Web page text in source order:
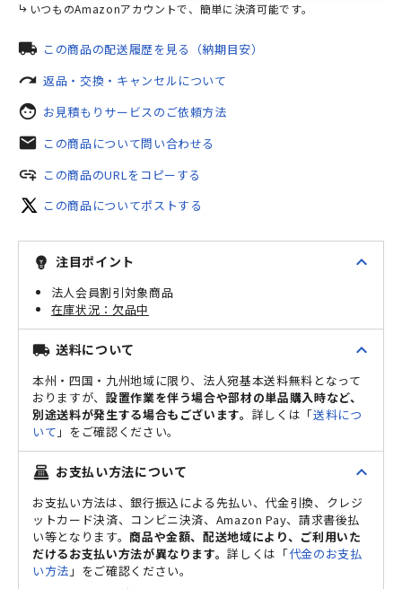
いつものAmazonアカウントで、簡単に決済可能です。
local_shipping この商品の配送履歴を見る（納期目安）
redo 返品・交換・キャンセルについて
face お見積もりサービスのご依頼方法
mail この商品について問い合わせる
add_link この商品のURLをコピーする
この商品についてポストする
emoji_objects 注目ポイント expand_less
法人会員割引対象商品
欠品中
local_shipping 送料について expand_less
本州・四国・九州地域に限り、法人宛基本送料無料となって
おりますが、 設置作業を伴う場合や部材の単品購入時など、
別途送料が発生する場合もございます。 詳しくは「送料につ
いて 」をご確認ください。
point_of_sale お支払い方法について expand_less
お支払い方法は、銀行振込による先払い、代金引換、クレジ
ットカード決済、コンビニ決済、Amazon Pay、請求書後払
い等となります。商品や金額、配送地域により、ご利用いた
だけるお支払い方法が異なります。詳しくは「代金のお支払
い方法 」をご確認ください。